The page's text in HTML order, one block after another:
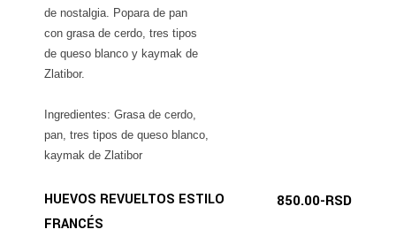
de nostalgia. Popara de pan
con grasa de cerdo, tres tipos
de queso blanco y kaymak de
Zlatibor.
Ingredientes: Grasa de cerdo,
pan, tres tipos de queso blanco,
kaymak de Zlatibor
HUEVOS REVUELTOS ESTILO
FRANCÉS
850.00-RSD